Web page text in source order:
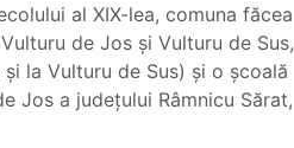
al XIX-lea, comuna făcea
de Jos și Vulturu de Sus,
la Vulturu de Sus) și o școală
Jos a județului Râmnicu Sărat,